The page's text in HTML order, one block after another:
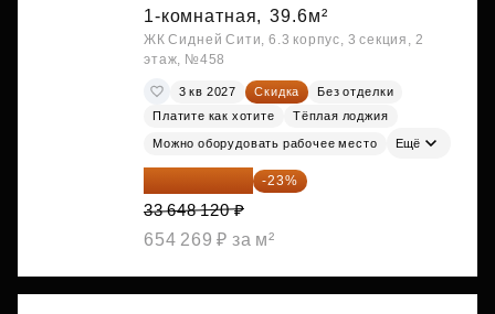
1-комнатная, 39.6м²
ЖК Сидней Сити, 6.3 корпус, 3 секция, 2
этаж, №458
3 кв 2027 Скидка
Без отделки
Платите как хотите
Тёплая лоджия
Можно оборудовать рабочее место Ещё
25 909 052 ₽ -23%
33 648 120 ₽
654 269 ₽ за м²